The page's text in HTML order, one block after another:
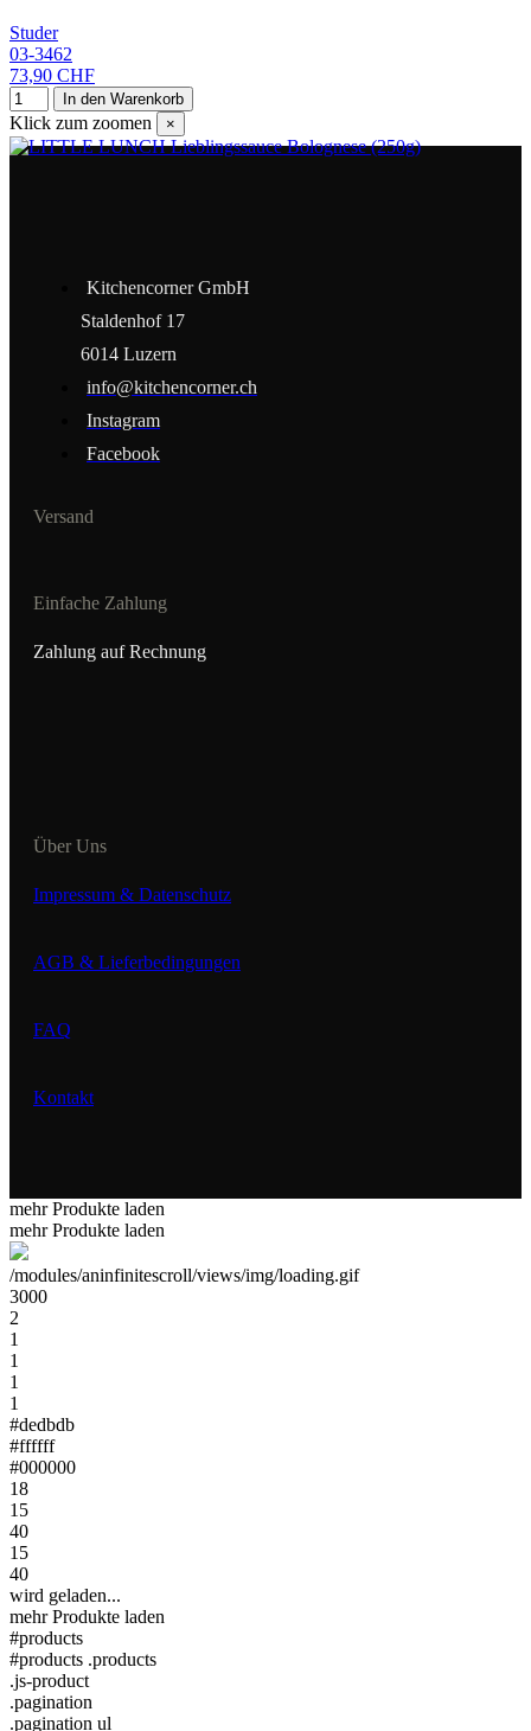
Studer
03-3462
73,90 CHF
In den Warenkorb
Klick zum zoomen ×
Kitchencorner GmbH
Staldenhof 17
6014 Luzern
info@kitchencorner.ch
Instagram
Facebook
Versand
Einfache Zahlung
Zahlung auf Rechnung
Über Uns
Impressum & Datenschutz
AGB & Lieferbedingungen
FAQ
Kontakt
mehr Produkte laden
mehr Produkte laden
/modules/aninfinitescroll/views/img/loading.gif
3000
2
1
1
1
1
#dedbdb
#ffffff
#000000
18
15
40
15
40
wird geladen...
mehr Produkte laden
#products
#products .products
.js-product
.pagination
.pagination ul